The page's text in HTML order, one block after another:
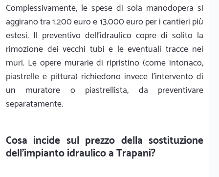
Complessivamente, le spese di sola manodopera si
aggirano tra 1.200 euro e 13.000 euro per i cantieri più
estesi. Il preventivo dell'idraulico copre di solito la
rimozione dei vecchi tubi e le eventuali tracce nei
muri. Le opere murarie di ripristino (come intonaco,
piastrelle e pittura) richiedono invece l'intervento di
un muratore o piastrellista, da preventivare
separatamente.
Cosa incide sul prezzo della sostituzione
dell'impianto idraulico a Trapani?